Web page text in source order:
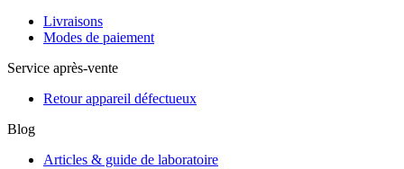
Livraisons
Modes de paiement
Service après-vente
Retour appareil défectueux
Blog
Articles & guide de laboratoire